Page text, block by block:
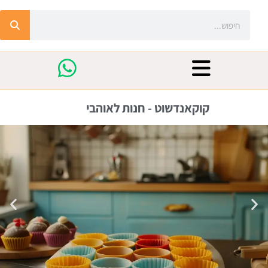
קוקאנדשוט - חנות לאוהבי